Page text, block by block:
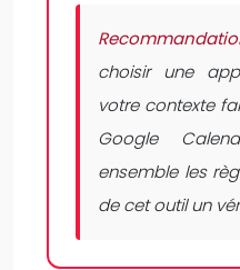
choisir une
votre contexte
Google
ensemble les
de cet outil un